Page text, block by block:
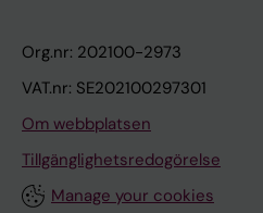
Org.nr: 202100-2973
VAT.nr: SE202100297301
Om webbplatsen
Tillgänglighetsredogörelse
Manage your cookies